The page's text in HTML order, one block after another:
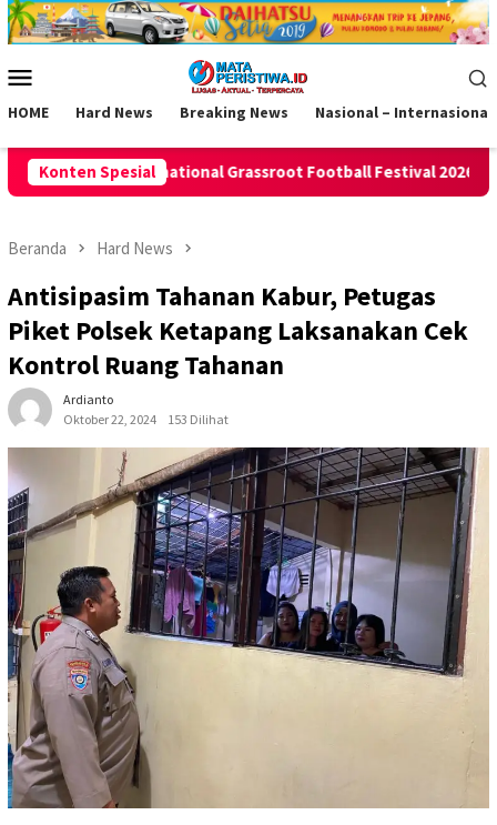
Loncat
ke
Mobile
HOME Hard News Breaking News Nasional – Internasional
Konten Spesial
Football Festival 2026 Bukan Lagi Masalah
Beranda Hard News
Antisipasim Tahanan Kabur, Petugas
Piket Polsek Ketapang Laksanakan Cek
Kontrol Ruang Tahanan
Ardianto
Oktober 22, 2024
153 Dilihat